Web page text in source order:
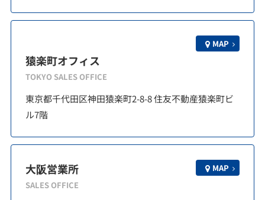
猿楽町オフィス
TOKYO SALES OFFICE
MAP
東京都千代田区神田猿楽町2-8-8 住友不動産猿楽町ビ
ル7階
大阪営業所
SALES OFFICE
MAP